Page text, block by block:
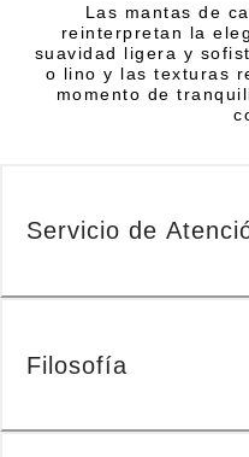
Las mantas de
reinterpretan la
suavidad ligera y
o lino y las texturas
momento de
Servicio de
Filosofía